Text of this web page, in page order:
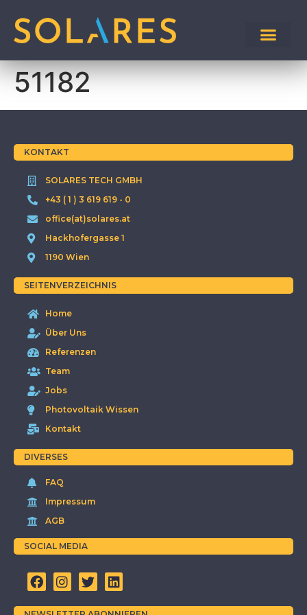
51182
KONTAKT
SOLARES TECH GMBH
+43 ( 1 ) 3 619 619 - 0
office(at)solares.at
Hackhofergasse 1
1190 Wien
SEITENVERZEICHNIS
Home
Über Uns
Referenzen
Team
Jobs
Photovoltaik Wissen
Kontakt
DIVERSES
FAQ
Impressum
AGB
SOCIAL MEDIA